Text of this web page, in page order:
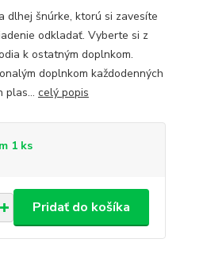
dlhej šnúrke, ktorú si zavesíte
odkladať. Vyberte si z
k ostatným doplnkom.
doplnkom každodenných
plas... celý popis
1 ks
Pridať do košíka